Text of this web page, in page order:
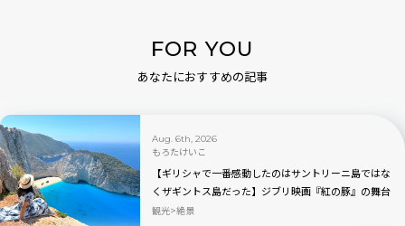
FOR YOU
あなたにおすすめの記事
Aug. 6th, 2026
もろたけいこ
【ギリシャで一番感動したのはサントリーニ島ではな
くザギントス島だった】ジブリ映画『紅の豚』の舞台
と言われるナヴァイオビーチ観光のベストの時間帯
観光 絶景